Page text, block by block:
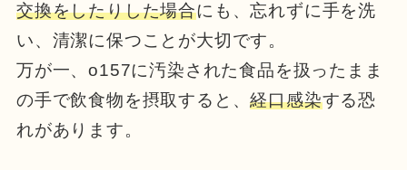
交換をしたりした場合にも、忘れずに手を洗
い、清潔に保つことが大切です。
万が一、o157に汚染された食品を扱ったまま
の手で飲食物を摂取すると、経口感染する恐
れがあります。